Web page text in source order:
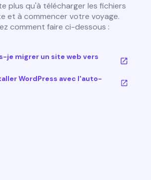
plus qu'à télécharger les fichiers
et à commencer votre voyage.
comment faire ci-dessous :
je migrer un site web vers
WordPress avec l'auto-